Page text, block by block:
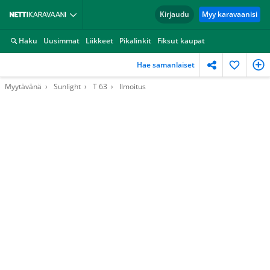
Kirjaudu Myy karavaanisi
Haku Uusimmat Liikkeet Pikalinkit Fiksut kaupat
Hae samanlaiset
Myytävänä Sunlight T 63 Ilmoitus